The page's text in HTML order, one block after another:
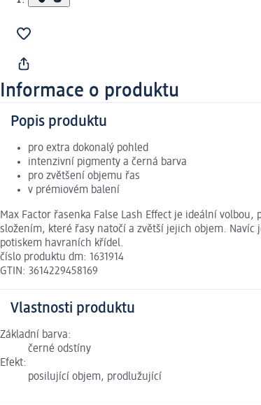
Informace o produktu
Popis produktu
pro extra dokonalý pohled
intenzivní pigmenty a černá barva
pro zvětšení objemu řas
v prémiovém balení
Max Factor řasenka False Lash Effect je ideální
složením, které řasy natočí a zvětší jejich objem.
potiskem havraních křídel.
číslo produktu dm: 1631914
GTIN: 3614229458169
Vlastnosti produktu
Základní barva:
černé odstíny
Efekt:
posilující objem, prodlužující